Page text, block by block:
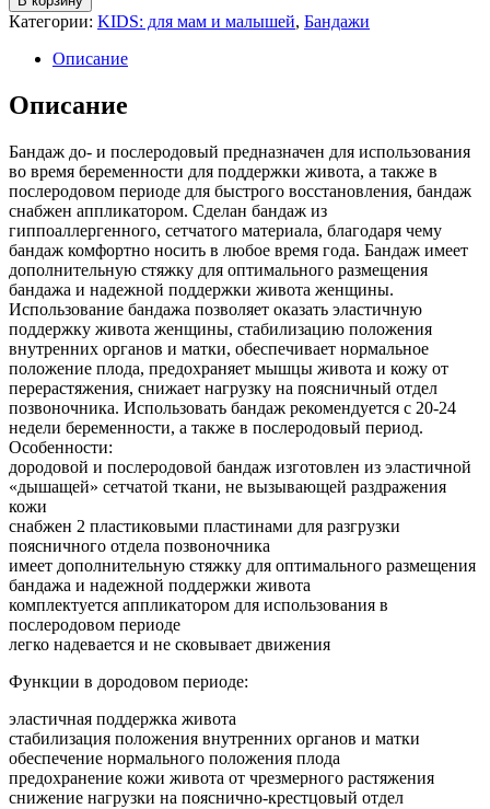
Категории: KIDS: для мам и малышей, Бандажи
Описание
Описание
Бандаж до- и послеродовый предназначен для использования
во время беременности для поддержки живота, а также в
послеродовом периоде для быстрого восстановления, бандаж
снабжен аппликатором. Сделан бандаж из
гиппоаллергенного, сетчатого материала, благодаря чему
бандаж комфортно носить в любое время года. Бандаж имеет
дополнительную стяжку для оптимального размещения
бандажа и надежной поддержки живота женщины.
Использование бандажа позволяет оказать эластичную
поддержку живота женщины, стабилизацию положения
внутренних органов и матки, обеспечивает нормальное
положение плода, предохраняет мышцы живота и кожу от
перерастяжения, снижает нагрузку на поясничный отдел
позвоночника. Использовать бандаж рекомендуется с 20-24
недели беременности, а также в послеродовый период.
Особенности:
дородовой и послеродовой бандаж изготовлен из эластичной
«дышащей» сетчатой ткани, не вызывающей раздражения
кожи
снабжен 2 пластиковыми пластинами для разгрузки
поясничного отдела позвоночника
имеет дополнительную стяжку для оптимального размещения
бандажа и надежной поддержки живота
комплектуется аппликатором для использования в
послеродовом периоде
легко надевается и не сковывает движения
Функции в дородовом периоде:
эластичная поддержка живота
стабилизация положения внутренних органов и матки
обеспечение нормального положения плода
предохранение кожи живота от чрезмерного растяжения
снижение нагрузки на пояснично-крестцовый отдел